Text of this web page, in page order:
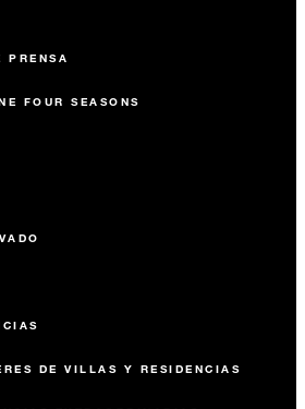
PRENSA
FOUR SEASONS
DE VILLAS Y RESIDENCIAS